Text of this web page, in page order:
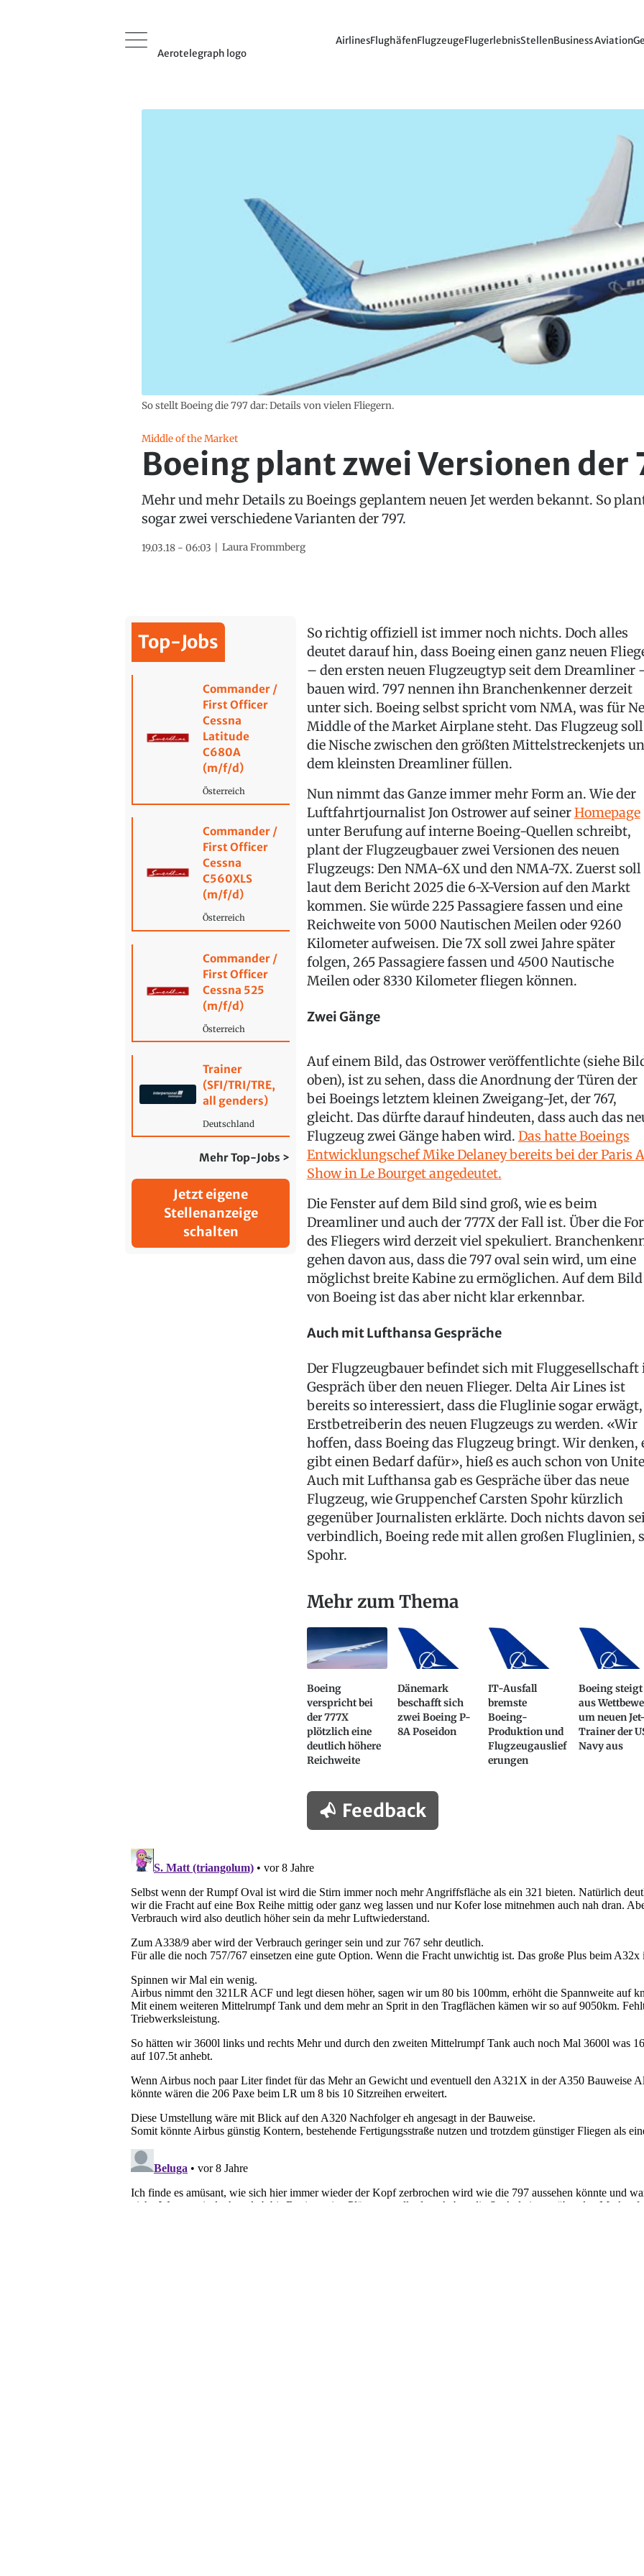
Aerotelegraph logo
AirlinesFlughäfenFlugzeugeFlugerlebnisStellenBusiness Aviation
So stellt Boeing die 797 dar: Details von vielen Fliegern.
Middle of the Market
Boeing plant zwei Versionen der
Mehr und mehr Details zu Boeings geplantem neuen Jet werden bekannt. So
sogar zwei verschiedene Varianten der 797.
19.03.18 - 06:03 Laura Frommberg
Top-Jobs
Commander /
First Officer
Cessna
Latitude
C680A
(m/f/d)
Österreich
Commander /
First Officer
Cessna
C560XLS
(m/f/d)
Österreich
Commander /
First Officer
Cessna 525
(m/f/d)
Österreich
Trainer
(SFI/TRI/TRE,
all genders)
Deutschland
Mehr Top-Jobs >
Jetzt eigene
Stellenanzeige
schalten
So richtig offiziell ist immer noch nichts. Doch alles
deutet darauf hin, dass Boeing einen ganz neuen
– den ersten neuen Flugzeugtyp seit dem Dreamliner
bauen wird. 797 nennen ihn Branchenkenner derzeit
unter sich. Boeing selbst spricht vom NMA, was für
Middle of the Market Airplane steht. Das Flugzeug soll
die Nische zwischen den größten Mittelstreckenjets
dem kleinsten Dreamliner füllen.
Nun nimmt das Ganze immer mehr Form an. Wie der
Luftfahrtjournalist Jon Ostrower auf seinerHomepage
unter Berufung auf interne Boeing-Quellen schreibt,
plant der Flugzeugbauer zwei Versionen des neuen
Flugzeugs: Den NMA-6X und den NMA-7X. Zuerst soll
laut dem Bericht 2025 die 6-X-Version auf den Markt
kommen. Sie würde 225 Passagiere fassen und eine
Reichweite von 5000 Nautischen Meilen oder 9260
Kilometer aufweisen. Die 7X soll zwei Jahre später
folgen, 265 Passagiere fassen und 4500 Nautische
Meilen oder 8330 Kilometer fliegen können.
Zwei Gänge
Auf einem Bild, das Ostrower veröffentlichte (siehe
oben), ist zu sehen, dass die Anordnung der Türen der
bei Boeings letztem kleinen Zweigang-Jet, der 767,
gleicht. Das dürfte darauf hindeuten, dass auch das
Flugzeug zwei Gänge haben wird. Das hatte Boeings
Entwicklungschef Mike Delaney bereits bei der Paris
Show in Le Bourget angedeutet.
Die Fenster auf dem Bild sind groß, wie es beim
Dreamliner und auch der 777X der Fall ist. Über die
des Fliegers wird derzeit viel spekuliert.
gehen davon aus, dass die 797 oval sein wird, um eine
möglichst breite Kabine zu ermöglichen. Auf dem Bild
von Boeing ist das aber nicht klar erkennbar.
Auch mit Lufthansa Gespräche
Der Flugzeugbauer befindet sich mit Fluggesellschaft
Gespräch über den neuen Flieger. Delta Air Lines ist
bereits so interessiert, dass die Fluglinie sogar erwägt,
Erstbetreiberin des neuen Flugzeugs zu werden. «Wir
hoffen, dass Boeing das Flugzeug bringt. Wir denken,
gibt einen Bedarf dafür», hieß es auch schon von
Auch mit Lufthansa gab es Gespräche über das neue
Flugzeug, wie Gruppenchef Carsten Spohr kürzlich
gegenüber Journalisten erklärte. Doch nichts davon
verbindlich, Boeing rede mit allen großen Fluglinien,
Spohr.
Mehr zum Thema
Boeing
verspricht bei
der 777X
plötzlich eine
deutlich höhere
Reichweite
Dänemark
beschafft sich
zwei Boeing P-
8A Poseidon
IT-Ausfall
bremste
Boeing-
Produktion und
Flugzeugauslief
erungen
Boeing steigt
aus
um neuen Jet-
Trainer der
Navy aus
Feedback